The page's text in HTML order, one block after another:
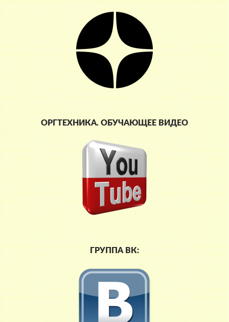
ОРГТЕХНИКА. ОБУЧАЮЩЕЕ ВИДЕО
ГРУППА ВК: